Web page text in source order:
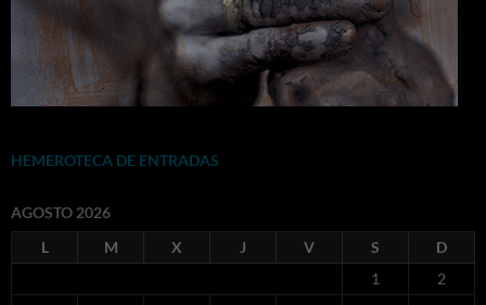
HEMEROTECA DE ENTRADAS
AGOSTO 2026
L
M X J V S
D
1
2